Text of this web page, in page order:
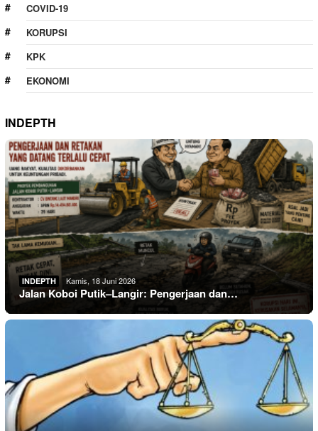
COVID-19
KORUPSI
KPK
EKONOMI
INDEPTH
INDEPTH Kamis, 18 Juni 2026
Jalan Koboi Putik–Langir: Pengerjaan dan…